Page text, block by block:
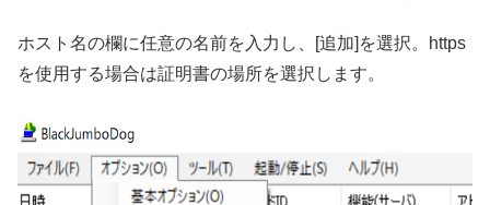
ホスト名の欄に任意の名前を入力し、[追加]を選択。https
を使用する場合は証明書の場所を選択します。